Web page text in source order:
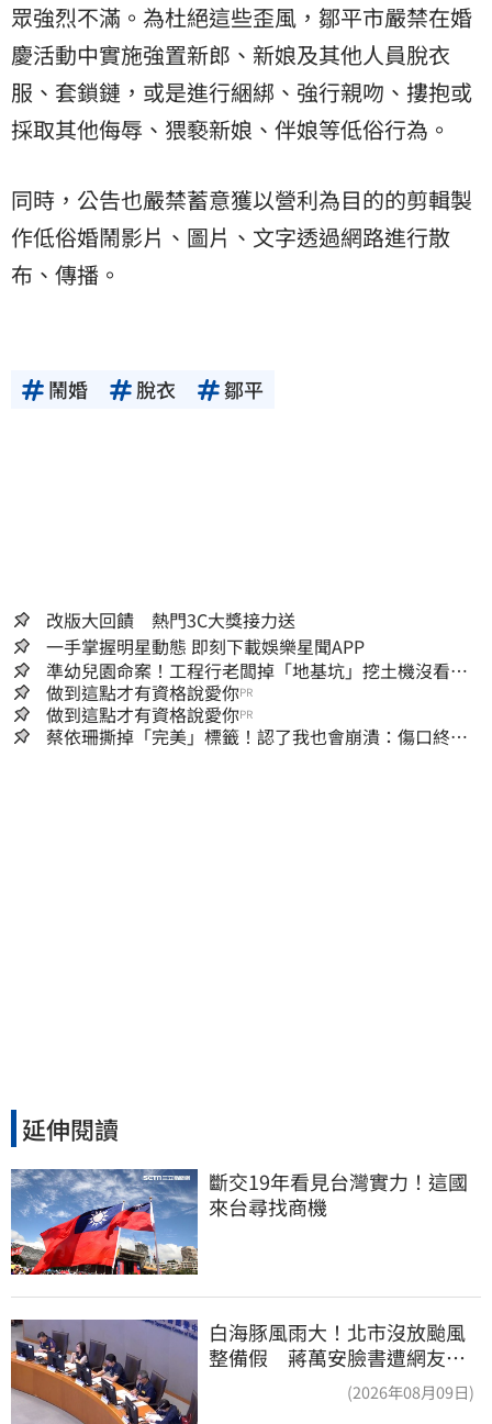
眾強烈不滿。為杜絕這些歪風，鄒平市嚴禁在婚
慶活動中實施強置新郎、新娘及其他人員脫衣
服、套鎖鏈，或是進行綑綁、強行親吻、摟抱或
採取其他侮辱、猥褻新娘、伴娘等低俗行為。
同時，公告也嚴禁蓄意獲以營利為目的的剪輯製
作低俗婚鬧影片、圖片、文字透過網路進行散
布、傳播。
鬧婚 脫衣 鄒平
改版大回饋 熱門3C大獎接力送
一手掌握明星動態 即刻下載娛樂星聞APP
準幼兒園命案！工程行老闆掉「地基坑」挖土機沒看
到…下土石活埋他
做到這點才有資格說愛你PR
做到這點才有資格說愛你PR
蔡依珊撕掉「完美」標籤！認了我也會崩潰：傷口終究
延伸閱讀
斷交19年看見台灣實力！這國
來台尋找商機
白海豚風雨大！北市沒放颱風
整備假 蔣萬安臉書遭網友灌
(2026年08月09日)